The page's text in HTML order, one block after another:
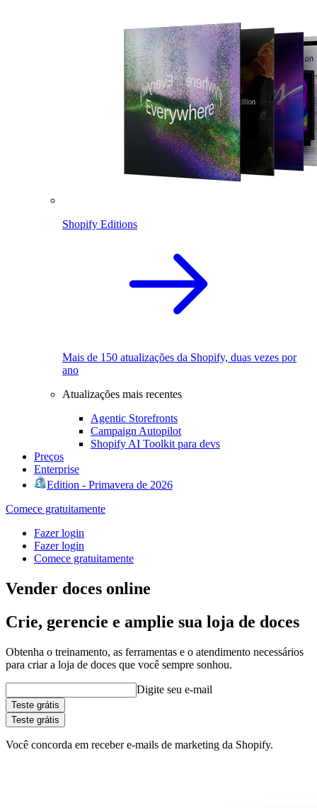
Shopify Editions
Mais de 150 atualizações da Shopify, duas vezes por
ano
Atualizações mais recentes
Agentic Storefronts
Campaign Autopilot
Shopify AI Toolkit para devs
Preços
Enterprise
Edition - Primavera de 2026
Comece gratuitamente
Fazer login
Fazer login
Comece gratuitamente
Vender doces online
Crie, gerencie e amplie sua loja de doces
Obtenha o treinamento, as ferramentas e o atendimento necessários
para criar a loja de doces que você sempre sonhou.
Digite seu e-mail
Teste grátis
Teste grátis
Você concorda em receber e-mails de marketing da Shopify.